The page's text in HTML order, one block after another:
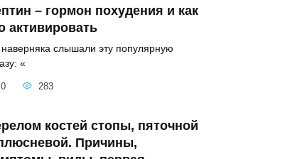
– гормон похудения и как
активировать
слышали эту популярную
«
0 283
костей стопы, пяточной
Причины,